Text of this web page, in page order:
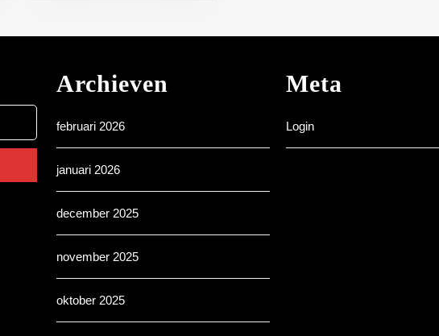
Archieven
februari 2026
januari 2026
december 2025
november 2025
oktober 2025
Meta
Login